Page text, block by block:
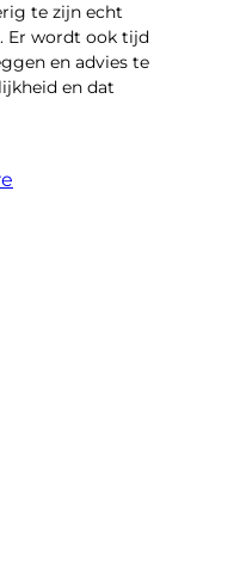
te zijn echt
Er wordt ook tijd
en advies te
en dat